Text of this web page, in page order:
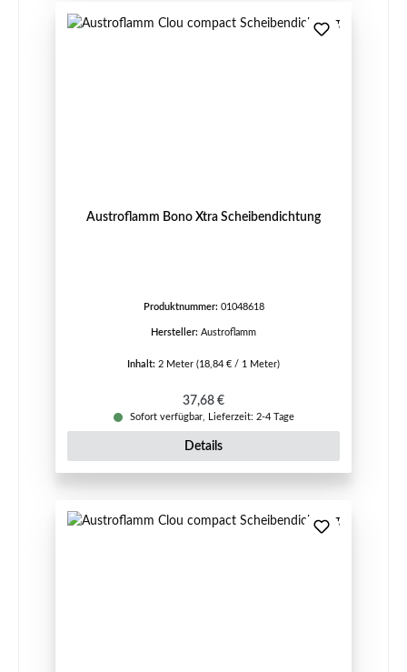
Austroflamm Bono Xtra Scheibendichtung
Produktnummer: 01048618
Hersteller: Austroflamm
Inhalt: 2 Meter (18,84 € / 1 Meter)
Regulärer Preis:
37,68 €
Sofort verfügbar, Lieferzeit: 2-4 Tage
Details